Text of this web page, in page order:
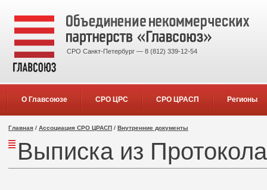
СРО Санкт-Петербург — 8 (812) 339-12-54
О Главсоюзе СРО ЦРС СРО ЦРАСП Регионы
Главная / Ассоциация СРО ЦРАСП / Внутренние документы
Выписка из